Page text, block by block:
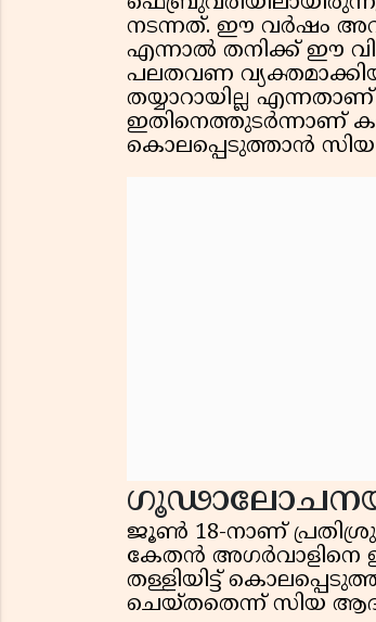
നടന്നത്. ഈ വർഷം
എന്നാൽ തനിക്ക് ഈ
പലതവണ
തയ്യാറായില്ല
ഇതിനെത്തുടർന്നാണ്
കൊലപ്പെടുത്താൻ
ജൂൺ 18-നാണ്
കേതൻ അഗർവാളിനെ
തള്ളിയിട്ട്
ചെയ്തതെന്ന് സിയ